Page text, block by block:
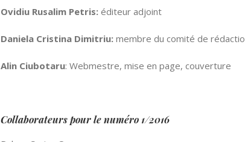
Ovidiu Rusalim Petris: éditeur adjoint
Daniela Cristina Dimitriu: membre du comité de
Alin Ciubotaru: Webmestre, mise en page, couverture
Collaborateurs pour le numéro 1/2016